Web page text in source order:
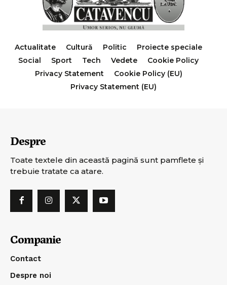
Actualitate Cultură Politic
Proiecte speciale
Social
Sport Tech Vedete
Cookie Policy
Privacy Statement
Cookie Policy (EU)
Privacy Statement (EU)
Despre
Toate textele din această pagină sunt pamflete şi
trebuie tratate ca atare.
Companie
Contact
Despre noi